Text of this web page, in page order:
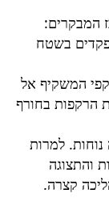
המבקרים:
בשטח
המשקיף אל
הרקפות בחורף
נוחות. למרות
והתצוגה
קצרה.